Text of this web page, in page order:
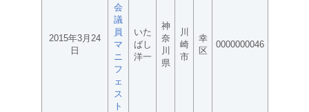
2015年3月24
日
会
議
員
マ
ニ
フ
ェ
ス
ト
いた
ばし
洋一
神
奈
川
県
川
崎
市
幸
区
0000000046